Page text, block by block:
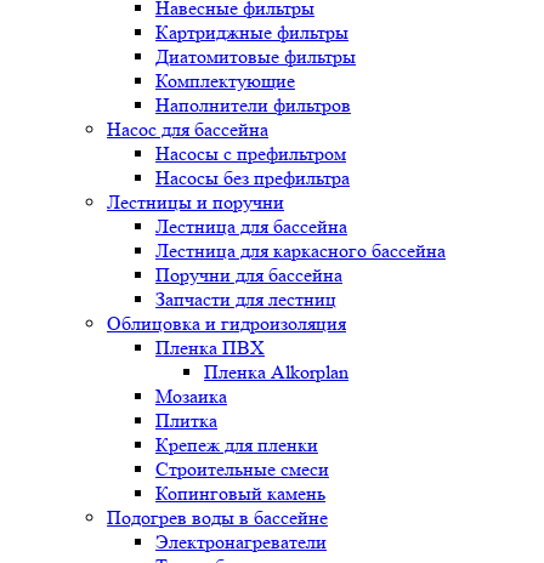
Навесные фильтры
Картриджные фильтры
Диатомитовые фильтры
Комплектующие
Наполнители фильтров
Насос для бассейна
Насосы с префильтром
Насосы без префильтра
Лестницы и поручни
Лестница для бассейна
Лестница для каркасного бассейна
Поручни для бассейна
Запчасти для лестниц
Облицовка и гидроизоляция
Пленка ПВХ
Пленка Alkorplan
Мозаика
Плитка
Крепеж для пленки
Строительные смеси
Копинговый камень
Подогрев воды в бассейне
Электронагреватели